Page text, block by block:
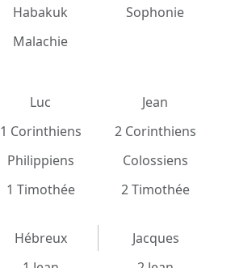
Habakuk
Sophonie
Malachie
Luc
Jean
1 Corinthiens
2 Corinthiens
Philippiens
Colossiens
1 Timothée 2 Timothée
Hébreux
Jacques